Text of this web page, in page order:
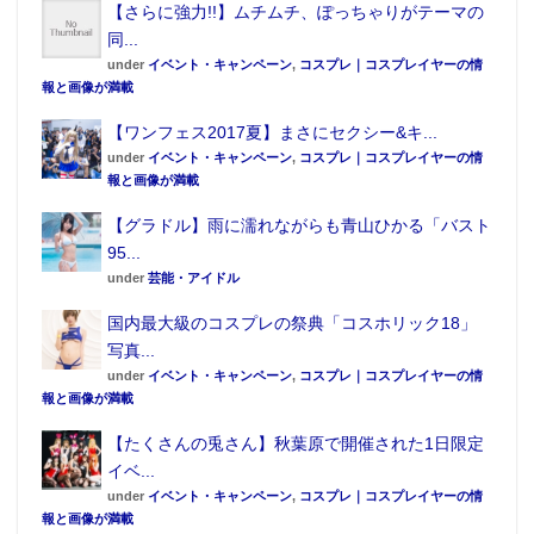
【さらに強力!!】ムチムチ、ぽっちゃりがテーマの
同...
under イベント・キャンペーン, コスプレ｜コスプレイヤーの情
報と画像が満載
【ワンフェス2017夏】まさにセクシー&キ...
under イベント・キャンペーン, コスプレ｜コスプレイヤーの情
報と画像が満載
【グラドル】雨に濡れながらも青山ひかる「バスト
95...
under 芸能・アイドル
国内最大級のコスプレの祭典「コスホリック18」
写真...
under イベント・キャンペーン, コスプレ｜コスプレイヤーの情
報と画像が満載
【たくさんの兎さん】秋葉原で開催された1日限定
イベ...
under イベント・キャンペーン, コスプレ｜コスプレイヤーの情
報と画像が満載